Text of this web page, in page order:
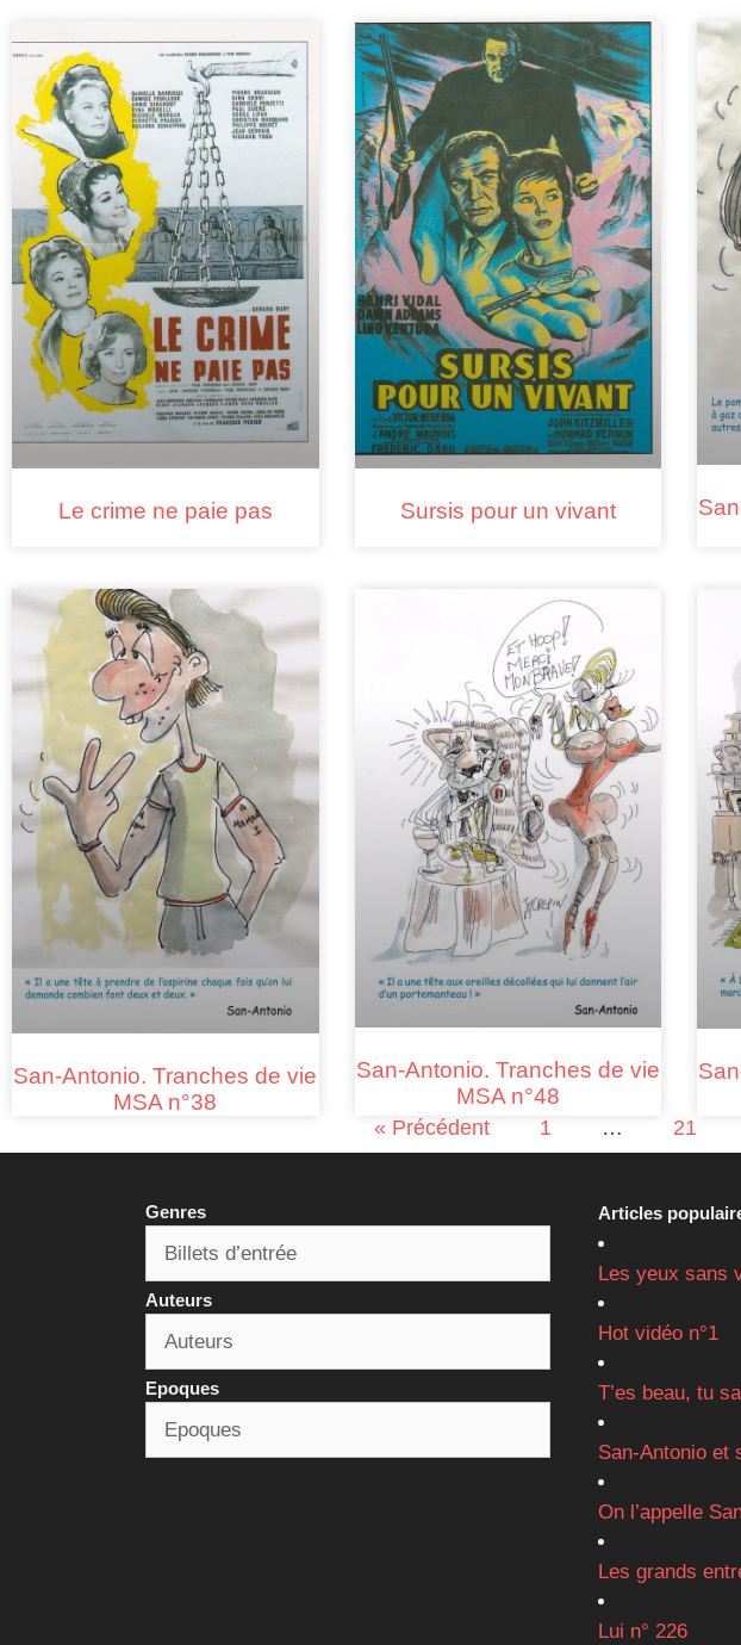
Le crime ne paie pas Sursis pour un vivant
San-Antonio. Tranches de vie
MSA n°38
San-Antonio. Tranches de vie
MSA n°48
« Précédent 1 … 21
Genres
Auteurs
Epoques
Articles
Les yeux sans
Hot vidéo n°1
T’es beau, tu
San-Antonio et
On l’appelle
Les grands
Lui n° 226